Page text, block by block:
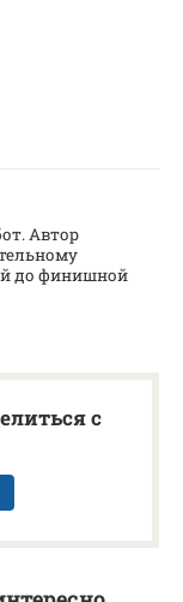
Автор
до финишной
с